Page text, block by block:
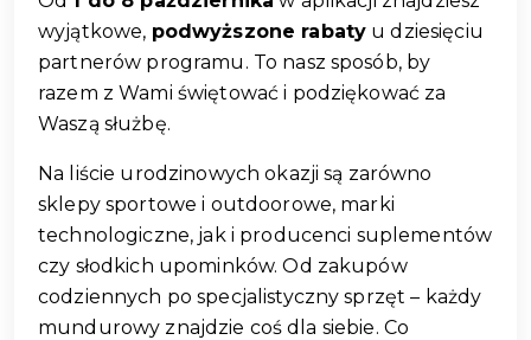
wyjątkowe, podwyższone rabaty u dziesięciu
partnerów programu. To nasz sposób, by
razem z Wami świętować i podziękować za
Waszą służbę.
Na liście urodzinowych okazji są zarówno
sklepy sportowe i outdoorowe, marki
technologiczne, jak i producenci suplementów
czy słodkich upominków. Od zakupów
codziennych po specjalistyczny sprzęt – każdy
mundurowy znajdzie coś dla siebie. Co